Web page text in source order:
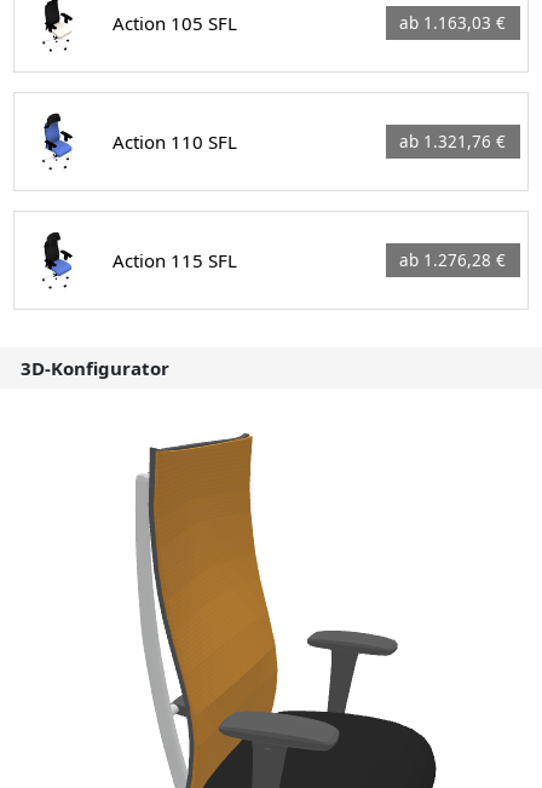
Action 105 SFL ab 1.163,03 €
Action 110 SFL ab 1.321,76 €
Action 115 SFL ab 1.276,28 €
3D-Konfigurator